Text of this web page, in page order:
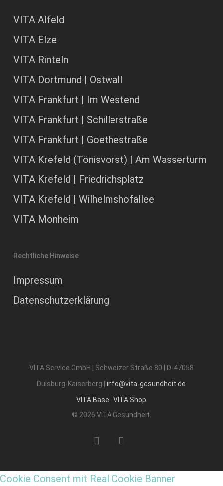
VITA Alfeld
VITA Elze
VITA Rinteln
VITA Dortmund | Ostwall
VITA Frankfurt | Im Westend
VITA Frankfurt | Schillerstraße
VITA Frankfurt | Goethestraße
VITA Krefeld (Tönisvorst) | Am Wasserturm
VITA Krefeld | Friedrichsplatz
VITA Krefeld | Wilhelmshofallee
VITA Monheim
Rechtliche Hinweise
Impressum
Datenschutzerklärung
VITA Service GmbH | Schweizer Straße 80 | D-47058
Duisburg-Kaiserberg |info@vita-gesundheit.de
VITA Base |VITA Shop
© 2026 VITA Gesundheit.
phone email
Cookie Consent mit Real Cookie Banner